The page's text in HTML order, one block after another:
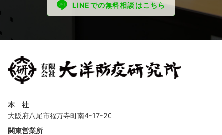
LINEでの無料相談はこちら
本 社
大阪府八尾市福万寺町南4-17-20
関東営業所